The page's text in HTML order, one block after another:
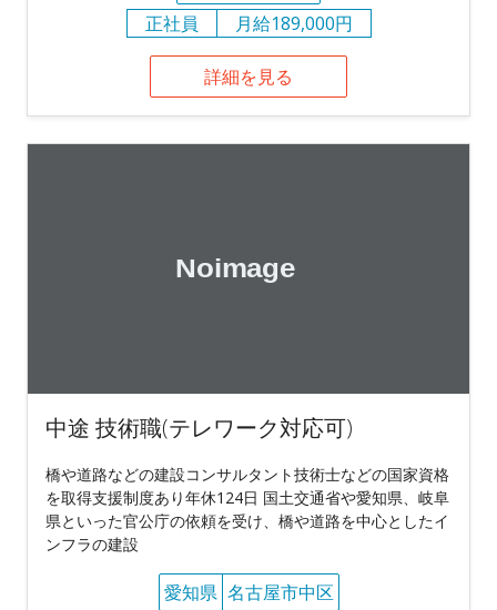
正社員
月給189,000円
詳細を見る
中途 技術職(テレワーク対応可)
橋や道路などの建設コンサルタント技術士などの国家資格
を取得支援制度あり年休124日 国土交通省や愛知県、岐阜
県といった官公庁の依頼を受け、橋や道路を中心としたイ
ンフラの建設
愛知県 名古屋市中区